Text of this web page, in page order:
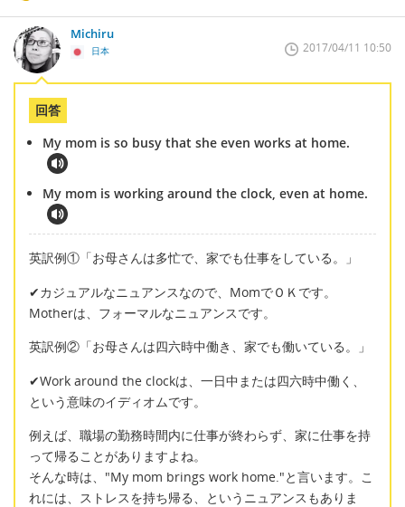
Michiru
日本 2017/04/11 10:50
回答
My mom is so busy that she even works at home.
My mom is working around the clock, even at home.
英訳例①「お母さんは多忙で、家でも仕事をしている。」
✔カジュアルなニュアンスなので、MomでＯＫです。
Motherは、フォーマルなニュアンスです。
英訳例②「お母さんは四六時中働き、家でも働いている。」
✔Work around the clockは、一日中または四六時中働く、
という意味のイディオムです。
例えば、職場の勤務時間内に仕事が終わらず、家に仕事を持
って帰ることがありますよね。
そんな時は、"My mom brings work home."と言います。こ
れには、ストレスを持ち帰る、というニュアンスもありま